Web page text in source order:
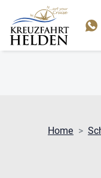
Home